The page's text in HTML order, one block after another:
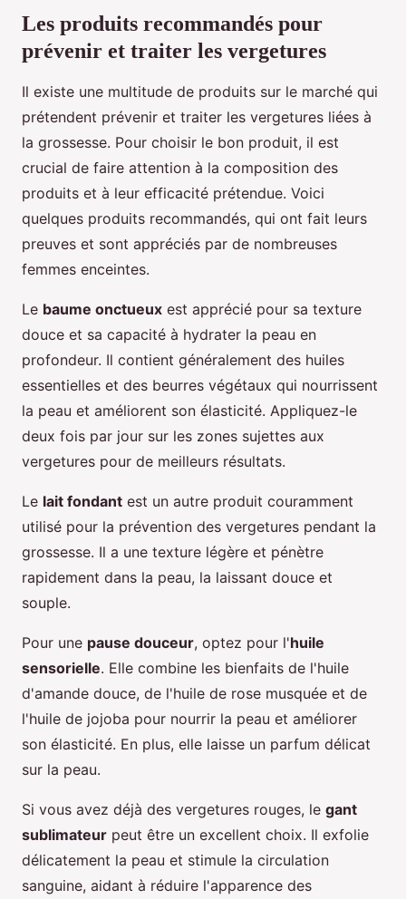
Les produits recommandés pour
prévenir et traiter les vergetures
Il existe une multitude de produits sur le marché qui
prétendent prévenir et traiter les vergetures liées à
la grossesse. Pour choisir le bon produit, il est
crucial de faire attention à la composition des
produits et à leur efficacité prétendue. Voici
quelques produits recommandés, qui ont fait leurs
preuves et sont appréciés par de nombreuses
femmes enceintes.
Le baume onctueux est apprécié pour sa texture
douce et sa capacité à hydrater la peau en
profondeur. Il contient généralement des huiles
essentielles et des beurres végétaux qui nourrissent
la peau et améliorent son élasticité. Appliquez-le
deux fois par jour sur les zones sujettes aux
vergetures pour de meilleurs résultats.
Le lait fondant est un autre produit couramment
utilisé pour la prévention des vergetures pendant la
grossesse. Il a une texture légère et pénètre
rapidement dans la peau, la laissant douce et
souple.
Pour une pause douceur, optez pour l'huile
sensorielle. Elle combine les bienfaits de l'huile
d'amande douce, de l'huile de rose musquée et de
l'huile de jojoba pour nourrir la peau et améliorer
son élasticité. En plus, elle laisse un parfum délicat
sur la peau.
Si vous avez déjà des vergetures rouges, le gant
sublimateur peut être un excellent choix. Il exfolie
délicatement la peau et stimule la circulation
sanguine, aidant à réduire l'apparence des